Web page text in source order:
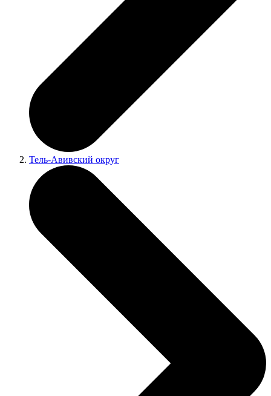
Тель-Авивский округ